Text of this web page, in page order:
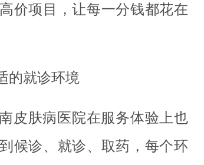
价项目，让每一分钱都花在
的就诊环境
皮肤病医院在服务体验上也
候诊、就诊、取药，每个环